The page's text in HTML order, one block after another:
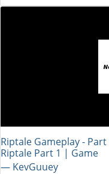
Riptale Gameplay - Part
Riptale Part 1 | Game
― KevGuuey